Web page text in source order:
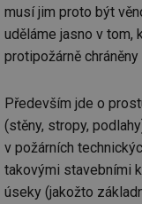
musí jim proto být
uděláme jasno v tom,
protipožárně
Především jde o
(stěny, stropy,
v požárních
takovými stavebními
úseky (jakožto